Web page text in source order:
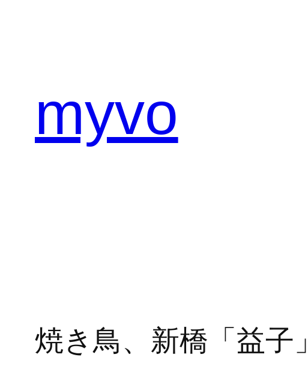
myvo
焼き鳥、新橋「益子」